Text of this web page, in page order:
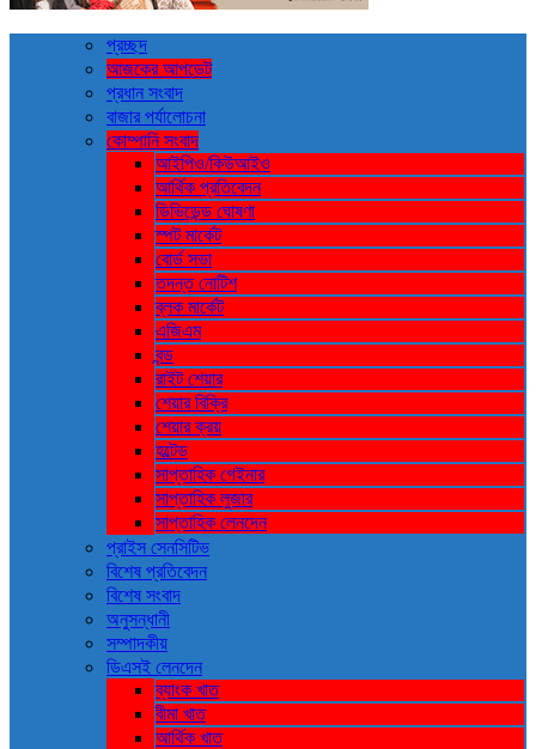
প্রচ্ছদ
আজকের আপডেট
প্রধান সংবাদ
বাজার পর্যালোচনা
কোম্পানি সংবাদ
আইপিও/কিউআইও
আর্থিক প্রতিবেদন
ডিভিডেন্ড ঘোষণা
স্পট মার্কেট
বোর্ড সভা
তদন্ত নোটিশ
ব্লক মার্কেট
এজিএম
বন্ড
রাইট শেয়ার
শেয়ার বিক্রি
শেয়ার ক্রয়
হল্টেড
সাপ্তাহিক গেইনার
সাপ্তাহিক লুজার
সাপ্তাহিক লেনদেন
প্রাইস সেনসিটিভ
বিশেষ প্রতিবেদন
বিশেষ সংবাদ
অনুসন্ধানী
সম্পাদকীয়
ডিএসই লেনদেন
ব্যাংক খাত
বীমা খাত
আর্থিক খাত